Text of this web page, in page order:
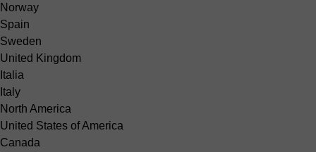
Norway
Spain
Sweden
United Kingdom
Italia
Italy
North America
United States of America
Canada